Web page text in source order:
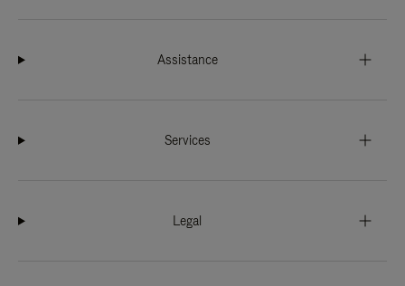
Assistance
Services
Legal